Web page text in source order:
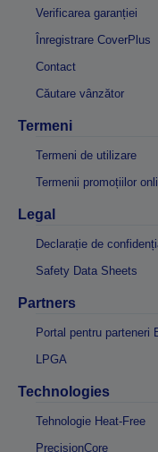
Verificarea garanției
Înregistrare CoverPlus
Contact
Căutare vânzător
Termeni
Termeni de utilizare
Termenii promoțiilor
Legal
Declarație de
Safety Data Sheets
Partners
Portal pentru parteneri
LPGA
Technologies
Tehnologie Heat-Free
PrecisionCore